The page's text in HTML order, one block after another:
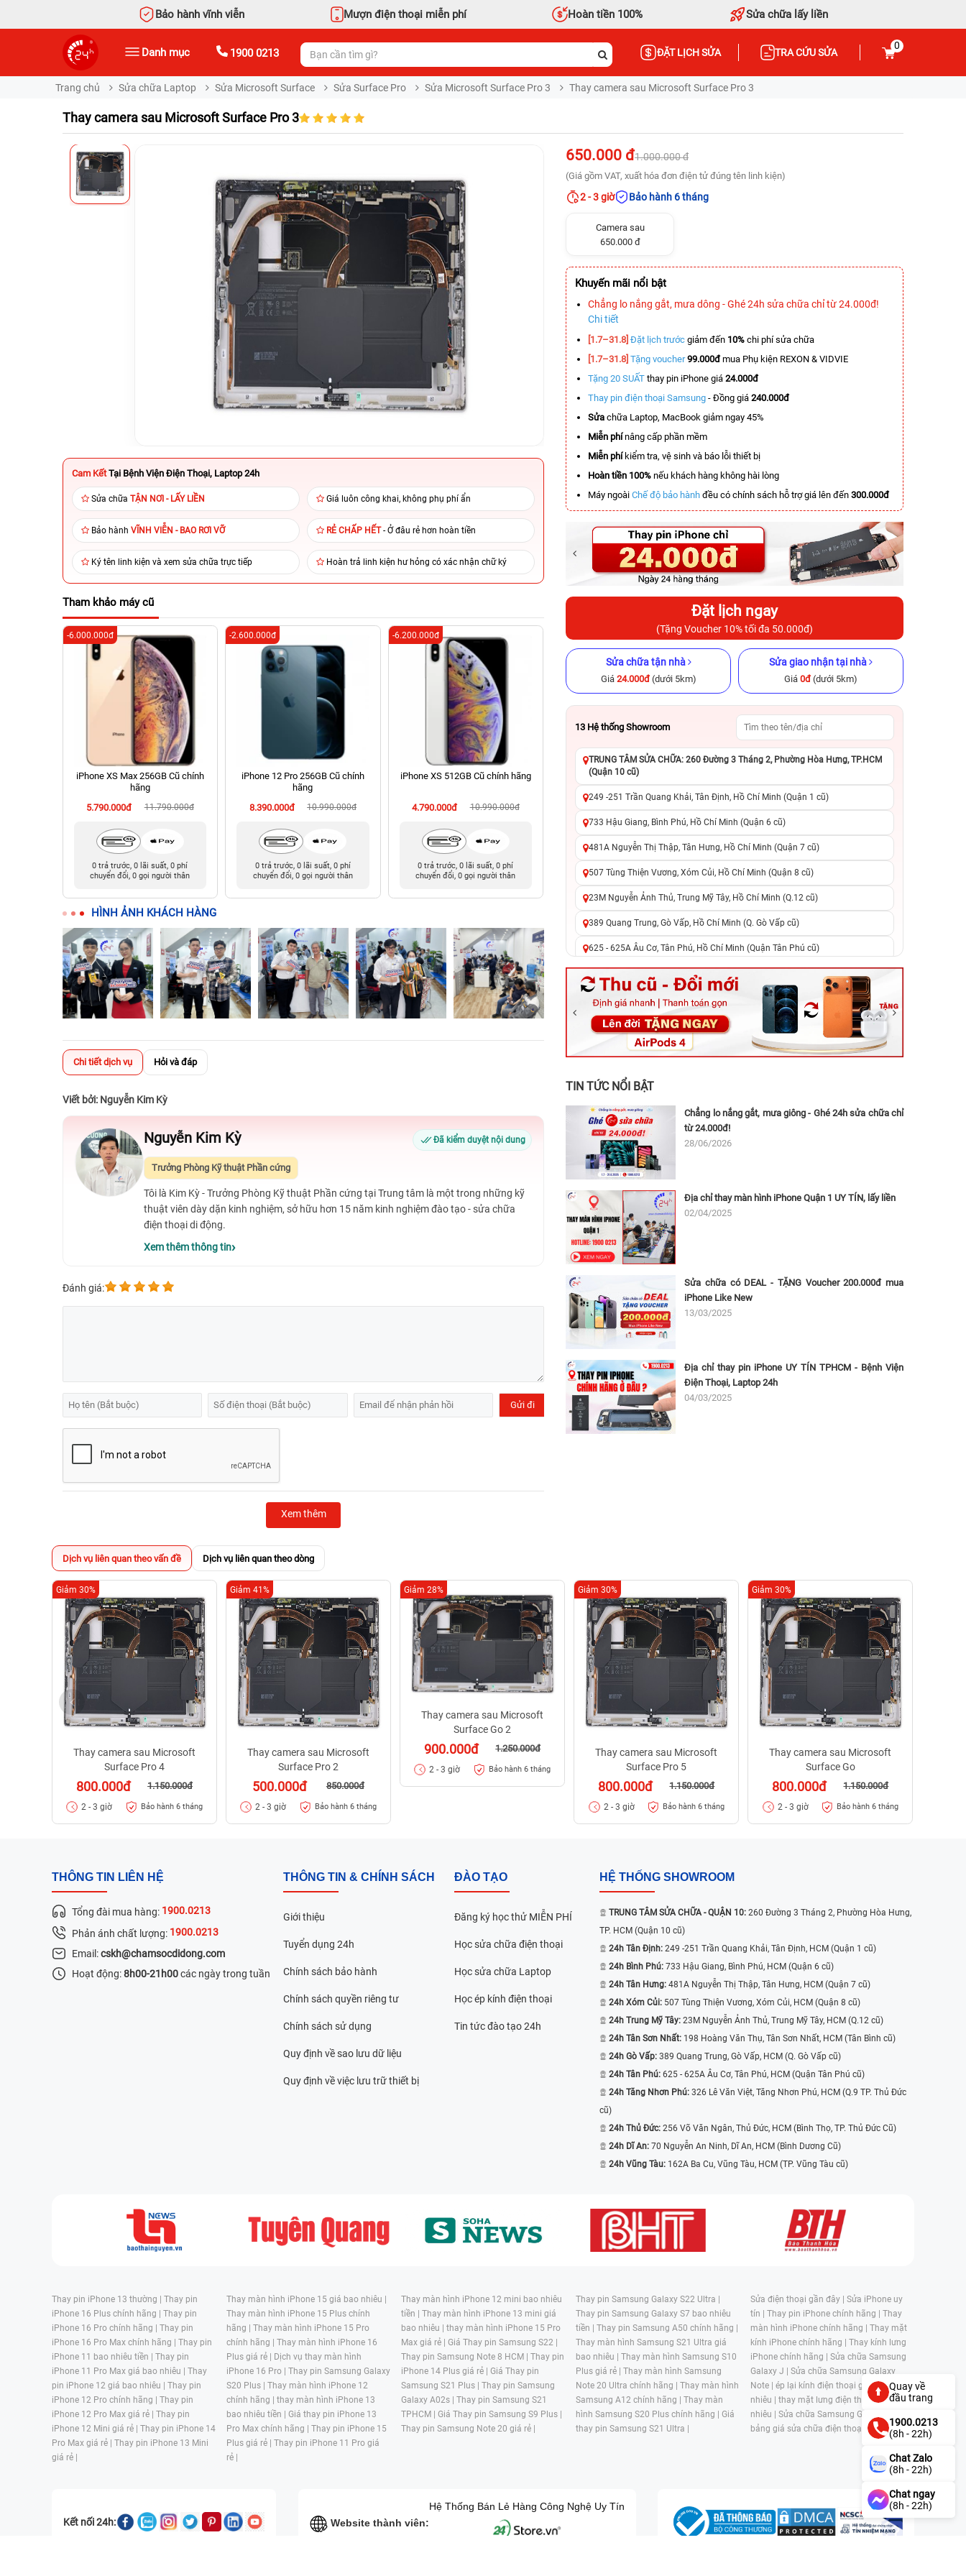
Bảo hành vĩnh viễn Mượn điện thoại miễn phí Hoàn tiền 100% Sửa chữa lấy liền
Danh mục 1900 0213 ĐẶT LỊCH SỬA TRA CỨU SỬA
0
Trang chủ Sửa chữa Laptop Sửa Microsoft Surface Sửa Surface Pro Sửa Microsoft Surface Pro 3 Thay camera sau Microsoft Surface Pro 3
Thay camera sau Microsoft Surface Pro 3
Cam Kết Tại Bệnh Viện Điện Thoại, Laptop 24h
Sửa chữa TẬN NƠI - LẤY LIỀN Giá luôn công khai, không phụ phí ẩn
Bảo hành VĨNH VIỄN - BAO RƠI VỠ RẺ CHẤP HẾT- Ở đâu rẻ hơn hoàn tiền
Ký tên linh kiện và xem sửa chữa trực tiếp Hoàn trả linh kiện hư hỏng có xác nhận chữ ký
Tham khảo máy cũ
iPhone XS Max 256GB Cũ chính
hãng
5.790.000đ
11.790.000đ
-6.000.000đ
0 trả trước, 0 lãi suất, 0 phí
chuyển đổi, 0 gọi người thân
iPhone 12 Pro 256GB Cũ chính
hãng
8.390.000đ
10.990.000đ
-2.600.000đ
0 trả trước, 0 lãi suất, 0 phí
chuyển đổi, 0 gọi người thân
iPhone XS 512GB Cũ chính hãng
4.790.000đ 10.990.000đ
-6.200.000đ
0 trả trước, 0 lãi suất, 0 phí
chuyển đổi, 0 gọi người thân
iPad Pro M1 2021 12.9 inch
Wi‑Fi 256GB Cũ chính hãng
10.990.000đ
17.990.000đ
-7.000.000đ
chuyển đổi, 0 gọi người thân
hãng
13.990.000đ
19.990.000đ
-6.000.000đ
chuyển đổi, 0 gọi người thân
-3.500.000đ
HÌNH ẢNH KHÁCH HÀNG
Chi tiết dịch vụ Hỏi và đáp
Viết bởi: Nguyễn Kim Kỳ
Nguyễn Kim Kỳ Đã kiểm duyệt nội dung
Trưởng Phòng Kỹ thuật Phần cứng
Tôi là Kim Kỳ - Trưởng Phòng Kỹ thuật Phần cứng tại Trung tâm là một trong những kỹ
thuật viên dày dặn kinh nghiệm, sở hữu hơn 15 năm kinh nghiệm đào tạo - sửa chữa
điện thoại di động.
Xem thêm thông tin
Đánh giá:
Xem thêm
650.000 đ1.000.000 đ
(Giá gồm VAT, xuất hóa đơn điện tử đúng tên linh kiện)
2 - 3 giờ Bảo hành 6 tháng
Camera sau
650.000 đ
Khuyến mãi nổi bật
Chẳng lo nắng gắt, mưa dông - Ghé 24h sửa chữa chỉ từ 24.000đ!
Chi tiết
[1.7–31.8] Đặt lịch trước giảm đến 10% chi phí sửa chữa
[1.7–31.8] Tặng voucher 99.000đmua Phụ kiện REXON & VIDVIE
Tặng 20 SUẤT thay pin iPhone giá 24.000đ
Thay pin điện thoại Samsung - Đồng giá 240.000đ
Sửa chữa Laptop, MacBook giảm ngay 45%
Miễn phínâng cấp phần mềm
Miễn phíkiểm tra, vệ sinh và báo lỗi thiết bị
Hoàn tiền 100% nếu khách hàng không hài lòng
Máy ngoài Chế độ bảo hành đều có chính sách hỗ trợ giá lên đến 300.000đ
Đặt lịch ngay
(Tặng Voucher 10% tối đa 50.000đ)
Sửa chữa tận nhà
Giá 24.000đ(dưới 5km)
Sửa giao nhận tại nhà
Giá 0đ(dưới 5km)
13 Hệ thống Showroom
TRUNG TÂM SỬA CHỮA: 260 Đường 3 Tháng 2, Phường Hòa Hưng, TP.HCM
(Quận 10 cũ)
249 -251 Trần Quang Khải, Tân Định, Hồ Chí Minh (Quận 1 cũ)
733 Hậu Giang, Bình Phú, Hồ Chí Minh (Quận 6 cũ)
481A Nguyễn Thị Thập, Tân Hưng, Hồ Chí Minh (Quận 7 cũ)
507 Tùng Thiện Vương, Xóm Củi, Hồ Chí Minh (Quận 8 cũ)
23M Nguyễn Ảnh Thủ, Trung Mỹ Tây, Hồ Chí Minh (Q.12 cũ)
389 Quang Trung, Gò Vấp, Hồ Chí Minh (Q. Gò Vấp cũ)
625 - 625A Âu Cơ, Tân Phú, Hồ Chí Minh (Quận Tân Phú cũ)
326 Lê Văn Việt, Tăng Nhơn Phú, Hồ Chí Minh (Q.9 TP. Thủ Đức cũ)
256 Võ Văn Ngân, Thủ Đức, Hồ Chí Minh (Bình Thọ, TP. Thủ Đức Cũ)
70 Nguyễn An Ninh, Dĩ An, Hồ Chí Minh (Bình Dương Cũ)
24h Vũng Tàu: 162A Ba Cu, Vũng Tàu, Hồ Chí Minh (TP. Vũng Tàu cũ)
TIN TỨC NỔI BẬT
Chẳng lo nắng gắt, mưa giông - Ghé 24h sửa chữa chỉ
từ 24.000đ!
28/06/2026
Địa chỉ thay màn hình iPhone Quận 1 UY TÍN, lấy liền
02/04/2025
Sửa chữa có DEAL - TẶNG Voucher 200.000đ mua
iPhone Like New
13/03/2025
Địa chỉ thay pin iPhone UY TÍN TPHCM - Bệnh Viện
Điện Thoại, Laptop 24h
04/03/2025
Dịch vụ liên quan theo vấn đề Dịch vụ liên quan theo dòng
Thay camera sau Microsoft
Surface Pro 4
800.000đ 1.150.000đ
Giảm 30%
2 - 3 giờ Bảo hành 6 tháng
Thay camera sau Microsoft
Surface Pro 2
500.000đ 850.000đ
Giảm 41%
2 - 3 giờ Bảo hành 6 tháng
Thay camera sau Microsoft
Surface Go 2
900.000đ 1.250.000đ
Giảm 28%
2 - 3 giờ Bảo hành 6 tháng
Thay camera sau Microsoft
Surface Pro 5
800.000đ 1.150.000đ
Giảm 30%
2 - 3 giờ Bảo hành 6 tháng
Thay camera sau Microsoft
Surface Go
800.000đ 1.150.000đ
Giảm 30%
2 - 3 giờ Bảo hành 6 tháng
THÔNG TIN LIÊN HỆ
Tổng đài mua hàng: 1900.0213
Phản ánh chất lượng: 1900.0213
Email:cskh@chamsocdidong.com
Hoạt động:8h00-21h00các ngày trong tuần
THÔNG TIN & CHÍNH SÁCH
Giới thiệu
Tuyển dụng 24h
Chính sách bảo hành
Chính sách quyền riêng tư
Chính sách sử dụng
Quy định về sao lưu dữ liệu
Quy định về việc lưu trữ thiết bị
ĐÀO TẠO
Đăng ký học thử MIỄN PHÍ
Học sửa chữa điện thoại
Học sửa chữa Laptop
Học ép kính điện thoại
Tin tức đào tạo 24h
HỆ THỐNG SHOWROOM
TRUNG TÂM SỬA CHỮA - QUẬN 10: 260 Đường 3 Tháng 2, Phường Hòa Hưng,
TP. HCM (Quận 10 cũ)
24h Tân Định: 249 -251 Trần Quang Khải, Tân Định, HCM (Quận 1 cũ)
24h Bình Phú: 733 Hậu Giang, Bình Phú, HCM (Quận 6 cũ)
24h Tân Hưng: 481A Nguyễn Thị Thập, Tân Hưng, HCM (Quận 7 cũ)
24h Xóm Củi: 507 Tùng Thiện Vương, Xóm Củi, HCM (Quận 8 cũ)
24h Trung Mỹ Tây: 23M Nguyễn Ảnh Thủ, Trung Mỹ Tây, HCM (Q.12 cũ)
24h Tân Sơn Nhất: 198 Hoàng Văn Thụ, Tân Sơn Nhất, HCM (Tân Bình cũ)
24h Gò Vấp: 389 Quang Trung, Gò Vấp, HCM (Q. Gò Vấp cũ)
24h Tân Phú: 625 - 625A Âu Cơ, Tân Phú, HCM (Quận Tân Phú cũ)
24h Tăng Nhơn Phú: 326 Lê Văn Việt, Tăng Nhơn Phú, HCM (Q.9 TP. Thủ Đức
cũ)
24h Thủ Đức: 256 Võ Văn Ngân, Thủ Đức, HCM (Bình Thọ, TP. Thủ Đức Cũ)
24h Dĩ An: 70 Nguyễn An Ninh, Dĩ An, HCM (Bình Dương Cũ)
24h Vũng Tàu: 162A Ba Cu, Vũng Tàu, HCM (TP. Vũng Tàu cũ)
Thay pin iPhone 13 thường | Thay pin
iPhone 16 Plus chính hãng | Thay pin
iPhone 16 Pro chính hãng | Thay pin
iPhone 16 Pro Max chính hãng | Thay pin
iPhone 11 bao nhiêu tiền | Thay pin
iPhone 11 Pro Max giá bao nhiêu | Thay
pin iPhone 12 giá bao nhiêu | Thay pin
iPhone 12 Pro chính hãng | Thay pin
iPhone 12 Pro Max giá rẻ | Thay pin
iPhone 12 Mini giá rẻ | Thay pin iPhone 14
Pro Max giá rẻ | Thay pin iPhone 13 Mini
giá rẻ |
Thay màn hình iPhone 15 giá bao nhiêu |
Thay màn hình iPhone 15 Plus chính
hãng | Thay màn hình iPhone 15 Pro
chính hãng | Thay màn hình iPhone 16
Plus giá rẻ | Dịch vụ thay màn hình
iPhone 16 Pro | Thay pin Samsung Galaxy
S20 Plus | Thay màn hình iPhone 12
chính hãng | thay màn hình iPhone 13
bao nhiêu tiền | Giá thay pin iPhone 13
Pro Max chính hãng | Thay pin iPhone 15
Plus giá rẻ | Thay pin iPhone 11 Pro giá
rẻ |
Thay màn hình iPhone 12 mini bao nhiêu
tiền | Thay màn hình iPhone 13 mini giá
bao nhiêu | thay màn hình iPhone 15 Pro
Max giá rẻ | Giá Thay pin Samsung S22 |
Thay pin Samsung Note 8 HCM | Thay pin
iPhone 14 Plus giá rẻ | Giá Thay pin
Samsung S21 Plus | Thay pin Samsung
Galaxy A02s | Thay pin Samsung S21
TPHCM | Giá Thay pin Samsung S9 Plus |
Thay pin Samsung Note 20 giá rẻ |
Thay pin Samsung Galaxy S22 Ultra |
Thay pin Samsung Galaxy S7 bao nhiêu
tiền | Thay pin Samsung A50 chính hãng |
Thay màn hình Samsung S21 Ultra giá
bao nhiêu | Thay màn hình Samsung S10
Plus giá rẻ | Thay màn hình Samsung
Note 20 Ultra chính hãng | Thay màn hình
Samsung A12 chính hãng | Thay màn
hình Samsung S20 Plus chính hãng | Giá
thay pin Samsung S21 Ultra |
Sửa điện thoại gần đây | Sửa iPhone uy
tín | Thay pin iPhone chính hãng | Thay
màn hình iPhone chính hãng | Thay mặt
kính iPhone chính hãng | Thay kính lưng
iPhone chính hãng | Sửa chữa Samsung
Galaxy J | Sửa chữa Samsung Galaxy
Note | ép lại kính điện thoại giá bao
nhiêu | thay mặt lưng điện thoại giá bao
nhiêu | Sửa chữa Samsung Galaxy S |
bảng giá sửa chữa điện thoại samsung |
Kết nối 24h: Website thành viên:
Hệ Thống Bán Lẻ Hàng Công Nghệ Uy Tín
Quay về
đầu trang
1900.0213
(8h - 22h)
Chat Zalo
(8h - 22h)
Chat ngay
(8h - 22h)